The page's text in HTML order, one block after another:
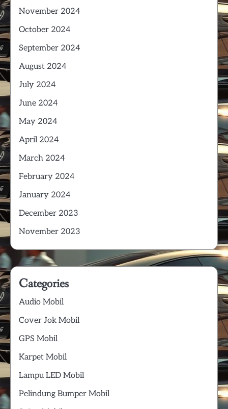
November 2024
October 2024
September 2024
August 2024
July 2024
June 2024
May 2024
April 2024
March 2024
February 2024
January 2024
December 2023
November 2023
Categories
Audio Mobil
Cover Jok Mobil
GPS Mobil
Karpet Mobil
Lampu LED Mobil
Pelindung Bumper Mobil